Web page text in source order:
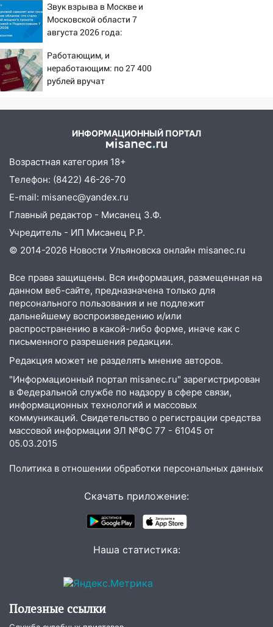
14:23
67% ульяновцев готовы
передумать увольняться, если им
повысят зарплату
14:01
Инсценировали ДТП и получили
более 4,6 миллиона рублей: перед
судом предстанет банда
В Инзе произошел крупный пожар
В суде защитили репутацию
мужчины, которого необоснованно
обвиняли в жестоком обращении с
животными
12:28 Миллион на «льготниках»: в
Ульяновской области перевозчик
провернул хитрую схему с чужими
проездными
12:10 Ульяновский алиментщик накопил
120 тысяч долга
11:49 Снят режим «Ракетная
опасность» на территории Ульяновской
области
11:30
Кабмин РФ разрешил до 1 июля
2027 года импорт, выпуск и обращение
бензина Евро 2, Евро 3, Евро 4
11:12 Соцсети: на Рябикова автомобиль
врезался в забор
10:27 Где есть бензин в Ульяновске
объявлена ракетная опасность
В Старомайнском районе утонул
51-летний мужчина
В Ульяновске черный коршун
Ульяновские спасатели помогли
Чернышевского
Звук взрыва в Москве и
Московской области 7
августа 2026 года:
откуда был громкий
хлопок
Работающим, и
неработающим: по 27 400
рублей вручат
ИНФОРМАЦИОННЫЙ ПОРТАЛ
Возрастная категория 18+
Телефон: (8422) 46-26-70
E-mail: misanec@yandex.ru
Главный редактор - Мисанец З.Ф.
Учредитель - ИП Мисанец Р.Р.
© 2014-2026 Новости Ульяновска онлайн misanec.ru
Все права защищены. Вся информация, размещенная на
данном веб-сайте, предназначена только для
персонального пользования и не подлежит
дальнейшему воспроизведению и/или
распространению в какой-либо форме, иначе как с
письменного разрешения редакции.
Редакция может не разделять мнение авторов.
"Информационный портал misanec.ru" зарегистрирован
в Федеральной службе по надзору в сфере связи,
информационных технологий и массовых
коммуникаций. Свидетельство о регистрации средства
массовой информации ЭЛ №ФС 77 - 61045 от
05.03.2015
Политика в отношении обработки персональных данных
Скачать приложение:
Наша статистика:
Полезные ссылки